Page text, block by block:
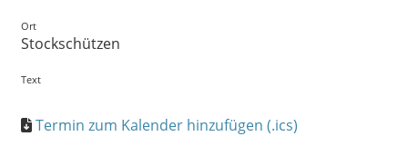
Ort
Stockschützen
Text
Termin zum Kalender hinzufügen (.ics)